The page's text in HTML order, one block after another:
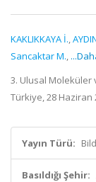
KAKLIKKAYA İ.,
Sancaktar M.,
3. Ulusal Moleküler
Türkiye, 28 Haziran
Yayın Türü:
Basıldığı Şehir: